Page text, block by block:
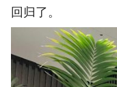
回归了。